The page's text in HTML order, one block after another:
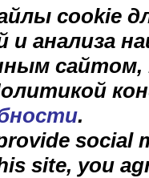
cookie
и анализа
.
social
site, you